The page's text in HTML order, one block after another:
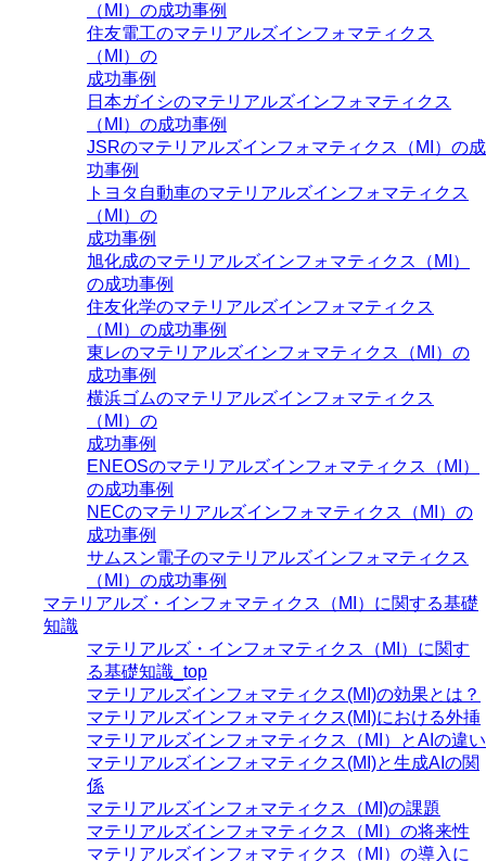
（MI）の成功事例
住友電工のマテリアルズインフォマティクス
（MI）の
成功事例
日本ガイシのマテリアルズインフォマティクス
（MI）の成功事例
JSRのマテリアルズインフォマティクス（MI）の成
功事例
トヨタ自動車のマテリアルズインフォマティクス
（MI）の
成功事例
旭化成のマテリアルズインフォマティクス（MI）
の成功事例
住友化学のマテリアルズインフォマティクス
（MI）の成功事例
東レのマテリアルズインフォマティクス（MI）の
成功事例
横浜ゴムのマテリアルズインフォマティクス
（MI）の
成功事例
ENEOSのマテリアルズインフォマティクス（MI）
の成功事例
NECのマテリアルズインフォマティクス（MI）の
成功事例
サムスン電子のマテリアルズインフォマティクス
（MI）の成功事例
マテリアルズ・インフォマティクス（MI）に関する基礎
知識
マテリアルズ・インフォマティクス（MI）に関す
る基礎知識_top
マテリアルズインフォマティクス(MI)の効果とは？
マテリアルズインフォマティクス(MI)における外挿
マテリアルズインフォマティクス（MI）とAIの違い
マテリアルズインフォマティクス(MI)と生成AIの関
係
マテリアルズインフォマティクス（MI)の課題
マテリアルズインフォマティクス（MI）の将来性
マテリアルズインフォマティクス（MI）の導入に